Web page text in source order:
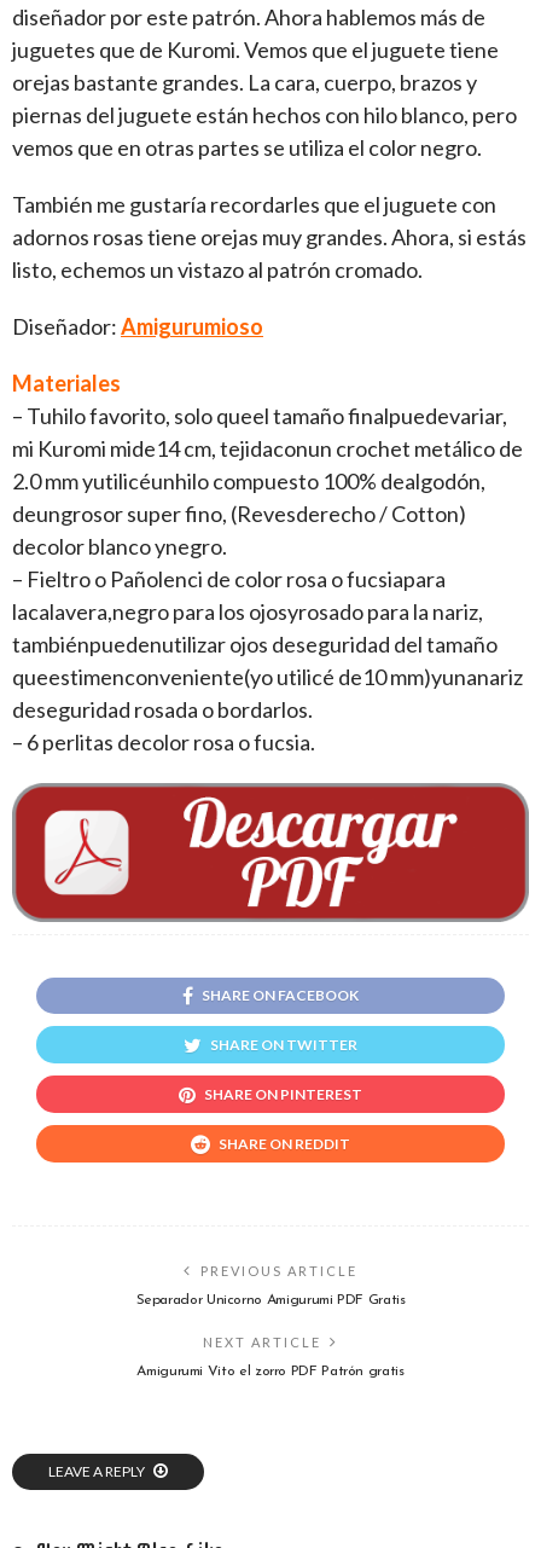
diseñador por este patrón. Ahora hablemos más de
juguetes que de Kuromi. Vemos que el juguete tiene
orejas bastante grandes. La cara, cuerpo, brazos y
piernas del juguete están hechos con hilo blanco, pero
vemos que en otras partes se utiliza el color negro.
También me gustaría recordarles que el juguete con
adornos rosas tiene orejas muy grandes. Ahora, si estás
listo, echemos un vistazo al patrón cromado.
Diseñador:Amigurumioso
Materiales
– Tuhilo favorito, solo queel tamaño finalpuedevariar,
mi Kuromi mide14 cm, tejidaconun crochet metálico de
2.0 mm yutilicéunhilo compuesto 100% dealgodón,
deungrosor super fino, (Revesderecho / Cotton)
decolor blanco ynegro.
– Fieltro o Pañolenci de color rosa o fucsiapara
lacalavera,negro para los ojosyrosado para la nariz,
tambiénpuedenutilizar ojos deseguridad del tamaño
queestimenconveniente(yo utilicé de10 mm)yunanariz
deseguridad rosada o bordarlos.
– 6 perlitas decolor rosa o fucsia.
SHARE ON FACEBOOK
SHARE ON TWITTER
SHARE ON PINTEREST
SHARE ON REDDIT
PREVIOUS ARTICLE
Separador Unicorno Amigurumi PDF Gratis
NEXT ARTICLE
Amigurumi Vito el zorro PDF Patrón gratis
LEAVE A REPLY